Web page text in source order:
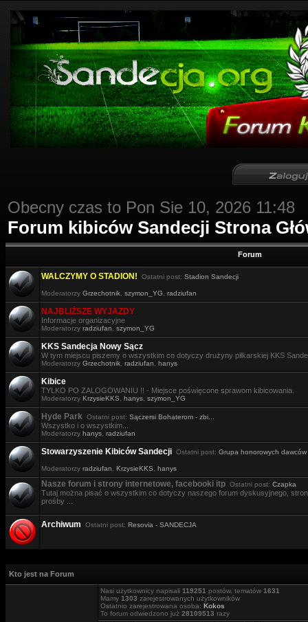
Obecny czas to Pon Sie 10, 2026 11:48
Forum kibiców Sandecji Strona
Forum
WALCZYMY O STADION! Ostatni post: Stadion Sandecji
Moderatorzy Grzechotnik szymon_YG radziufan
NAJBLIŻSZE WYJAZDY
Informacje organizacyjne
Moderatorzy radziufan szymon_YG
KKS Sandecja Nowy Sącz
W tym miejscu piszemy o wszystkim co dotyczy drużyny piłkarskiej KKS
Moderatorzy Grzechotnik radziufan hanys
Kibice
TYLKO PO ZALOGOWANIU !! - Miejsce poświęcone sprawom kibicowania.
Moderatorzy KrzysieKKS hanys szymon_YG
Hyde Park Ostatni post: Sączersi Bohaterom - zbi...
Wszystko i o wszystkim...
Moderatorzy hanys radziufan
Stowarzyszenie Kibiców Sandecji Ostatni post: Grupa honorowych dawców
Moderatorzy radziufan KrzysieKKS hanys
Nasze forum i strony internetowe, facebooki itp Ostatni post: Czapka
Tutaj można pisać o wszystkim co dotyczy naszego forum dyskusyjnego,
prośby ...
Archiwum Ostatni post: Resovia - SANDECJA
Kto jest na Forum
Nasi użytkownicy napisali 119251 postów, tematów 1631
Mamy 1303 zarejestrowanych użytkowników
Ostatnio zarejestrowana osoba: Kokos
To forum odwiedzono już 28109513 razy